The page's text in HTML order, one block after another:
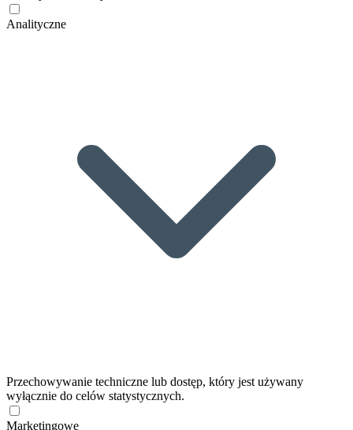
Analityczne
Przechowywanie techniczne lub dostęp, który jest używany
wyłącznie do celów statystycznych.
Marketingowe